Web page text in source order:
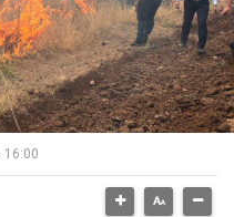
16:00